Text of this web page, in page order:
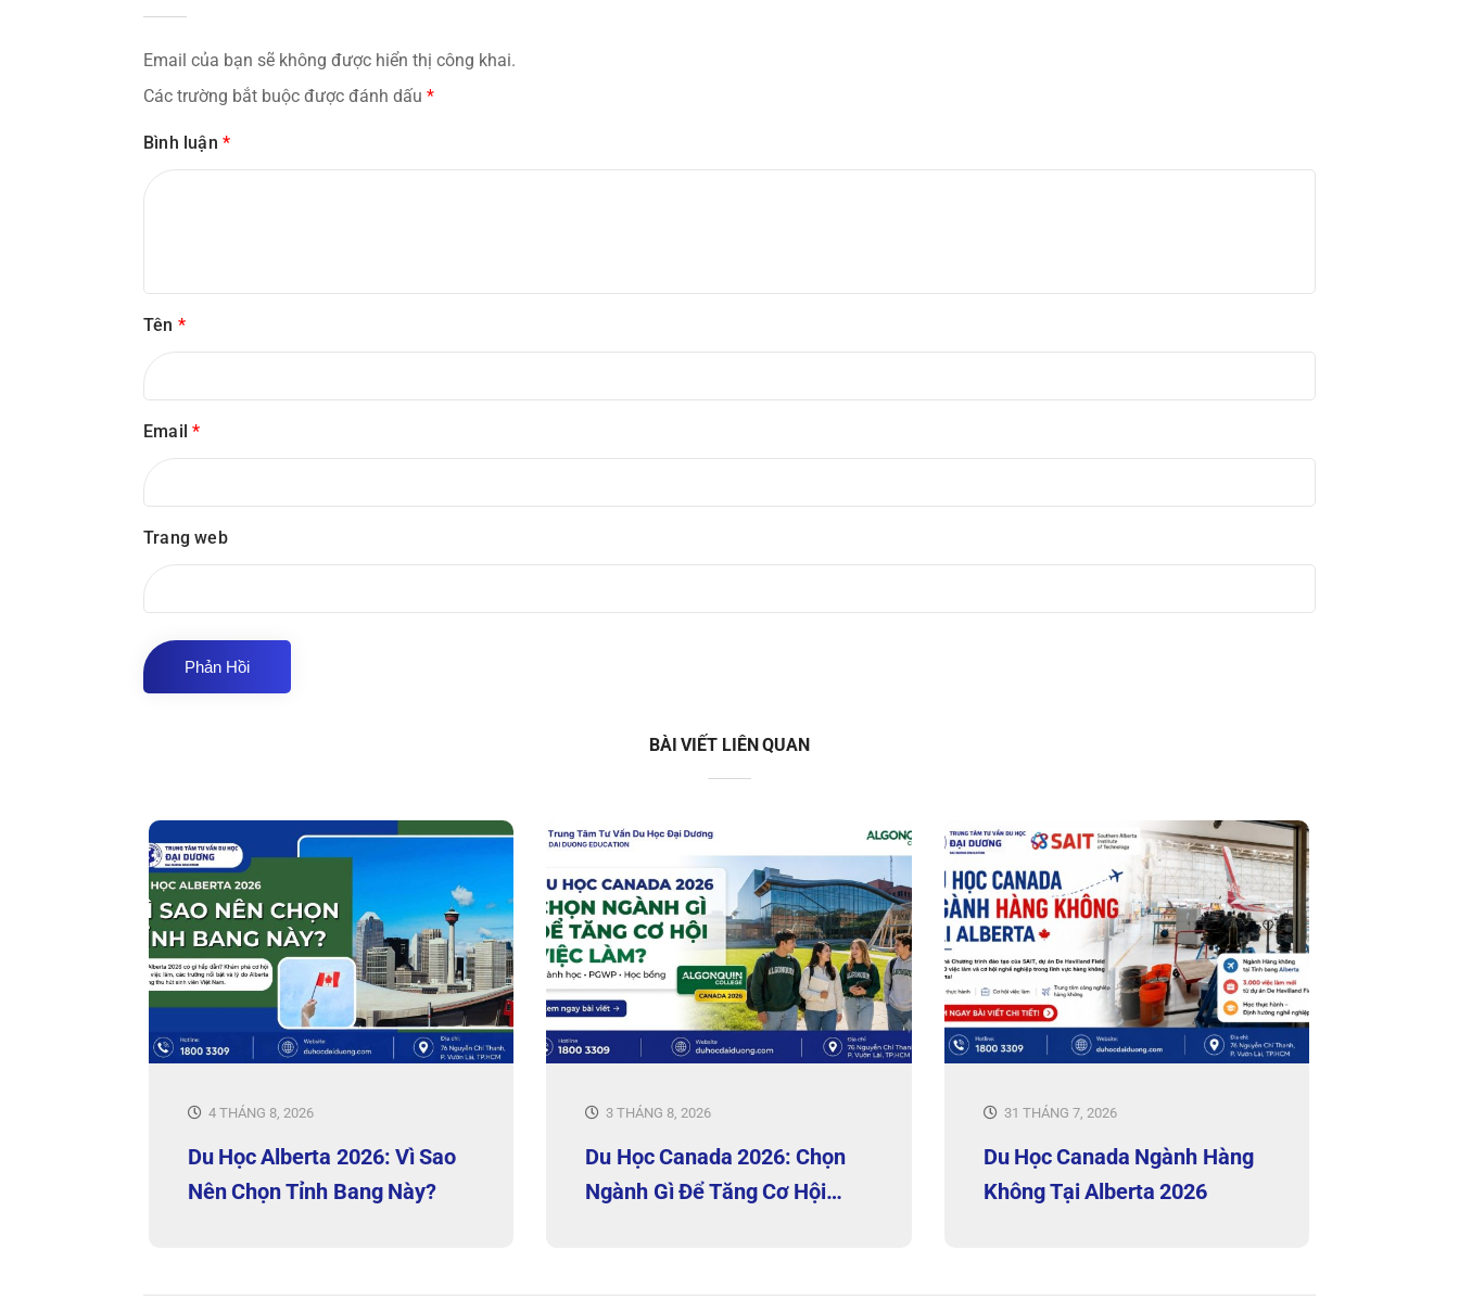
Email của bạn sẽ không được hiển thị công khai.
Các trường bắt buộc được đánh dấu *
Bình luận *
Tên *
Email*
Trang web
BÀI VIẾT LIÊN QUAN
4 THÁNG 8, 2026
Du Học Alberta 2026: Vì Sao
Nên Chọn Tỉnh Bang Này?
3 THÁNG 8, 2026
Du Học Canada 2026: Chọn
Ngành Gì Để Tăng Cơ Hội
31 THÁNG 7, 2026
Du Học Canada Ngành Hàng
Không Tại Alberta 2026